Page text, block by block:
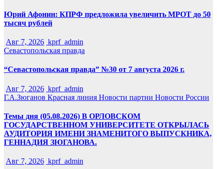
Юрий Афонин: КПРФ предложила увеличить МРОТ до 50
тысяч рублей
Авг 7, 2026 kprf_admin
Севастопольская правда
“Севастопольская правда” №30 от 7 августа 2026 г.
Авг 7, 2026 kprf_admin
Г.А.Зюганов Красная линия Новости партии Новости России
Темы дня (05.08.2026) В ОРЛОВСКОМ
ГОСУДАРСТВЕННОМ УНИВЕРСИТЕТЕ ОТКРЫЛАСЬ
АУДИТОРИЯ ИМЕНИ ЗНАМЕНИТОГО ВЫПУСКНИКА,
ГЕННАДИЯ ЗЮГАНОВА.
Авг 7, 2026 kprf_admin